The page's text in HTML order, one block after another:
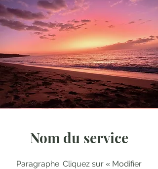
Nom du service
Paragraphe. Cliquez sur « Modifier